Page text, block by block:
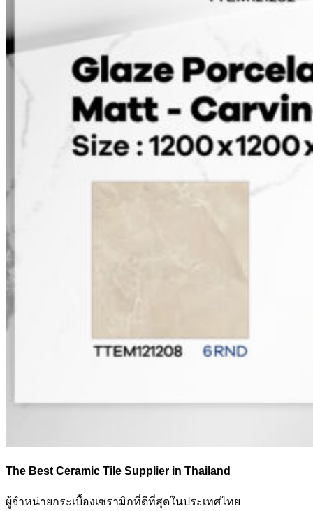
The Best Ceramic Tile Supplier in Thailand
ผู้จำหน่ายกระเบื้องเซรามิกที่ดีที่สุดในประเทศไทย